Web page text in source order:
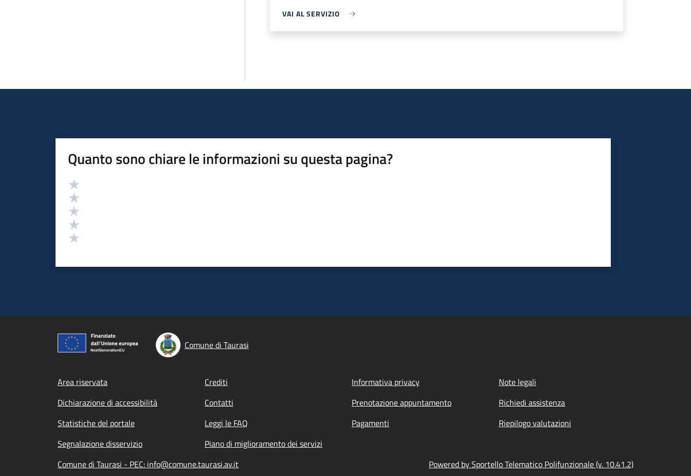
VAI AL SERVIZIO
Quanto sono chiare le informazioni su questa pagina?
Valutazione
Comune di Taurasi
Footer menu
Area riservata Crediti Informativa privacy
Note legali
Dichiarazione di accessibilità
Contatti Prenotazione appuntamento
Richiedi assistenza
Statistiche del portale
Leggi le FAQ Pagamenti
Riepilogo valutazioni
Segnalazione disservizio
Piano di miglioramento dei servizi
Comune di Taurasi - PEC: info@comune.taurasi.av.it
Powered by Sportello Telematico Polifunzionale (v. 10.41.2)